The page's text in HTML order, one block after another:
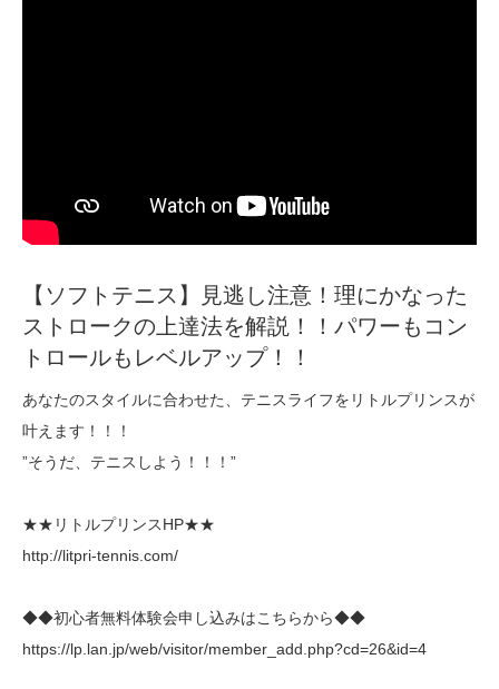
【ソフトテニス】見逃し注意！理にかなった
ストロークの上達法を解説！！パワーもコン
トロールもレベルアップ！！
あなたのスタイルに合わせた、テニスライフをリトルプリンスが
叶えます！！！
”そうだ、テニスしよう！！！”
★★リトルプリンスHP★★
http://litpri-tennis.com/
◆◆初心者無料体験会申し込みはこちらから◆◆
https://lp.lan.jp/web/visitor/member_add.php?cd=26&id=4